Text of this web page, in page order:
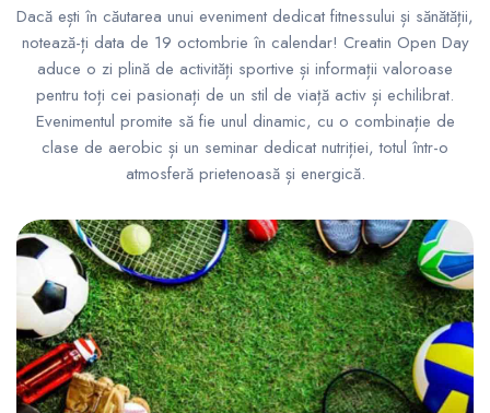
Dacă ești în căutarea unui eveniment dedicat fitnessului și sănătății,
notează-ți data de 19 octombrie în calendar! Creatin Open Day
aduce o zi plină de activități sportive și informații valoroase
pentru toți cei pasionați de un stil de viață activ și echilibrat.
Evenimentul promite să fie unul dinamic, cu o combinație de
clase de aerobic și un seminar dedicat nutriției, totul într-o
atmosferă prietenoasă și energică.